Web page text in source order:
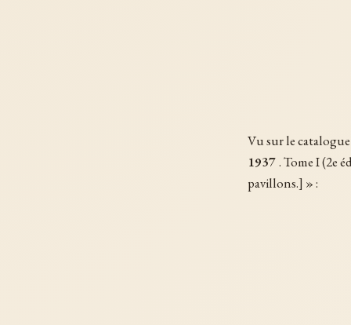
Vu sur le
1937. Tome I (2e
pavillons.] » :